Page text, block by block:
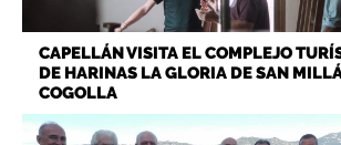
CAPELLÁN VISITA EL COMPLEJO
DE HARINAS LA GLORIA DE SAN
COGOLLA